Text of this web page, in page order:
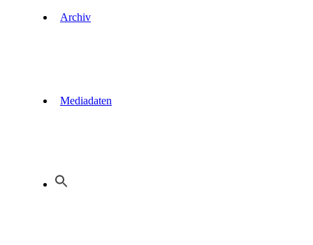
Archiv
Mediadaten